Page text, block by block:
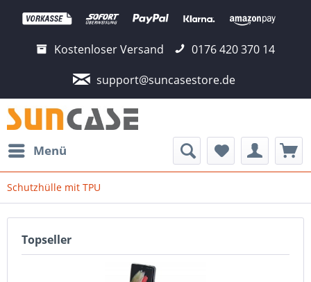
Kostenloser Versand
0176 420 370 14
support@suncasestore.de
Menü
Schutzhülle mit TPU
Topseller